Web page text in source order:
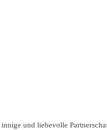
und liebevolle